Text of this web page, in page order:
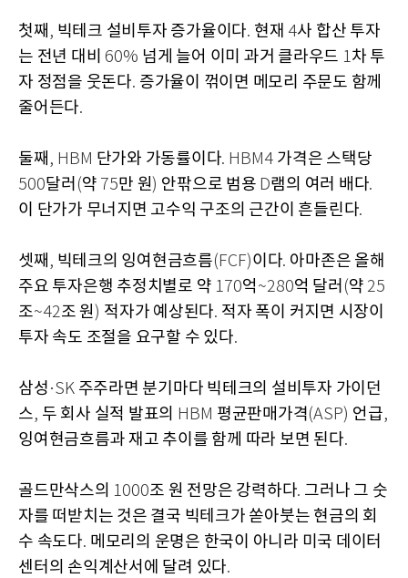
첫째 , 빅테크 설비투자 증가율이다. 현재 4사 합산 투자
는 전년 대비 60% 넘게 늘어 이미 과거 클라우드 1차 투
자 정점을 웃돈다. 증가율이 꺾이면 메모리 주문도 함께
줄어든다.
둘째 , HBM 단가와 가동률이다. HBM4 가격은 스택당
500달러 (약 75만 원) 안팎으로 범용 D램의 여러 배다.
이 단가가 무너지면 고수익 구조의 근간이 흔들린다.
셋째 , 빅테크의 잉여현금흐름(FCF)이다. 아마존은 올해
주요 투자은행 추정치별로 약 170억 ~280억 달러 (약 25
조~42조 원 ) 적자가 예상된다. 적자 폭이 커지면 시장이
투자 속도 조절을 요구할 수 있다.
삼성 ·SK 주주라면 분기마다 빅테크의 설비투자 가이던
스, 두 회사 실적 발표의 HBM 평균판매가격(ASP) 언급,
잉여현금흐름과 재고 추이를 함께 따라 보면 된다.
골드만삭스의 1000조 원 전망은 강력하다. 그러나 그 숫
자를 떠받치는 것은 결국 빅테크가 쏟아붓는 현금의 회
수 속도다. 메모리의 운명은 한국이 아니라 미국 데이터
센터의 손익계산서에 달려 있다.